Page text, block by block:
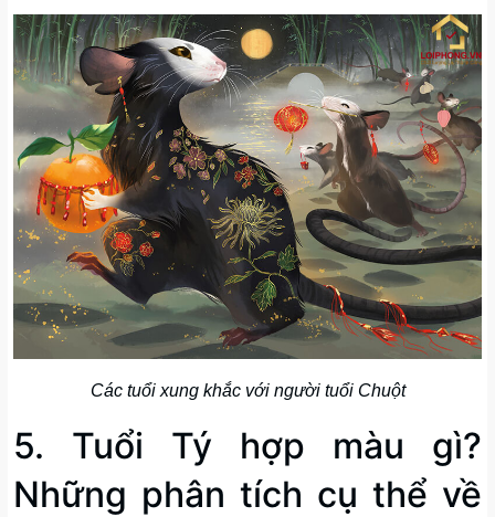
Các tuổi xung khắc với người tuổi Chuột
5. Tuổi Tý hợp màu gì?
Những phân tích cụ thể về